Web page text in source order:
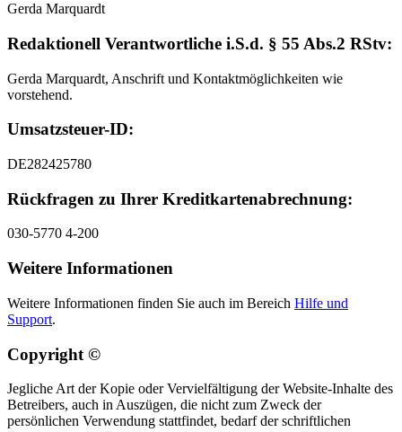
Gerda Marquardt
Redaktionell Verantwortliche i.S.d. § 55 Abs.2 RStv:
Gerda Marquardt, Anschrift und Kontaktmöglichkeiten wie
vorstehend.
Umsatzsteuer-ID:
DE282425780
Rückfragen zu Ihrer Kreditkartenabrechnung:
030-5770 4-200
Weitere Informationen
Weitere Informationen finden Sie auch im Bereich Hilfe und
Support.
Copyright ©
Jegliche Art der Kopie oder Vervielfältigung der Website-Inhalte des
Betreibers, auch in Auszügen, die nicht zum Zweck der
persönlichen Verwendung stattfindet, bedarf der schriftlichen